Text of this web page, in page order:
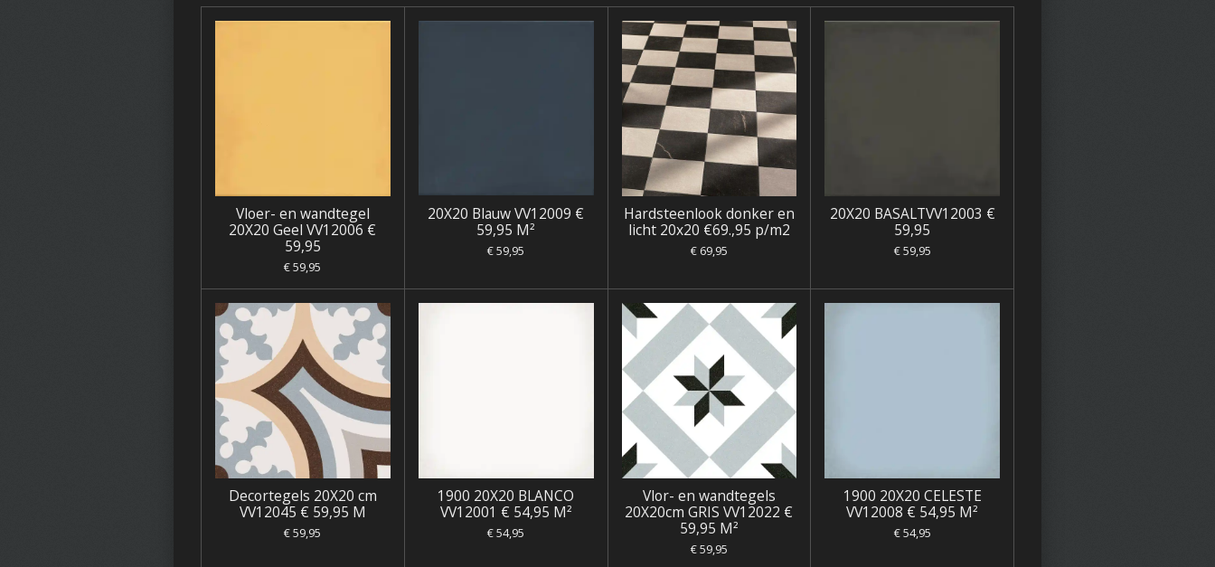
Vloer- en wandtegel
20X20 Geel VV12006 €
59,95
€ 59,95
20X20 Blauw VV12009 €
59,95 M²
€ 59,95
Hardsteenlook donker en
licht 20x20 €69.,95 p/m2
€ 69,95
20X20 BASALTVV12003 €
59,95
€ 59,95
Decortegels 20X20 cm
VV12045 € 59,95 M
€ 59,95
1900 20X20 BLANCO
VV12001 € 54,95 M²
€ 54,95
Vlor- en wandtegels
20X20cm GRIS VV12022 €
59,95 M²
€ 59,95
1900 20X20 CELESTE
VV12008 € 54,95 M²
€ 54,95